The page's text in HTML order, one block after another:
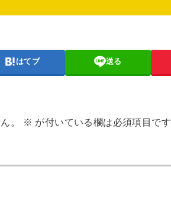
はてブ 送る
。 ※ が付いている欄は必須項目です